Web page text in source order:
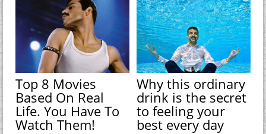
Top 8 Movies
Based On Real
Life. You Have To
Watch Them!
Why this ordinary
drink is the secret
to feeling your
best every day